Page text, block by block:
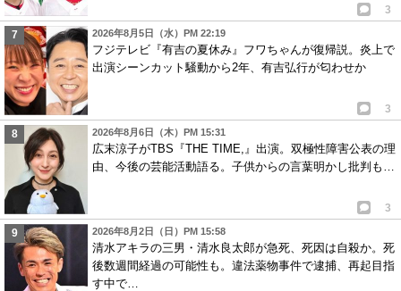
3
2026年8月5日（水）PM 22:19
フジテレビ『有吉の夏休み』フワちゃんが復帰説。炎上で
出演シーンカット騒動から2年、有吉弘行が匂わせか
3
2026年8月6日（木）PM 15:31
広末涼子がTBS『THE TIME,』出演。双極性障害公表の理
由、今後の芸能活動語る。子供からの言葉明かし批判も…
3
2026年8月2日（日）PM 15:58
清水アキラの三男・清水良太郎が急死、死因は自殺か。死
後数週間経過の可能性も。違法薬物事件で逮捕、再起目指
す中で…